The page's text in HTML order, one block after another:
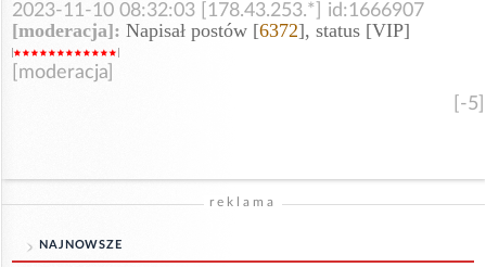
2023-11-10 08:32:03 [178.43.253.*] id:1666907
[moderacja]: Napisał postów [6372], status [VIP]
[moderacja]
[-5]
reklama
NAJNOWSZE